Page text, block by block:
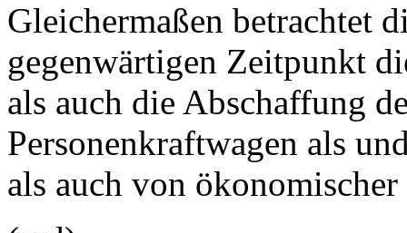
Gleichermaßen betrachtet
gegenwärtigen Zeitpunkt
als auch die Abschaffung
Personenkraftwagen als
als auch von